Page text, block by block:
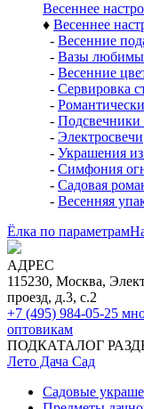
Весеннее
♦ Весеннее
- Весенние
- Вазы
- Весенние
- Сервировка
-
- Подсвечники
- Электросвечи
- Украшения
- Симфония
- Садовая
- Весенняя
Ёлка по параметрам
АДРЕС
115230, Москва,
проезд, д.3, с.2
+7 (495) 984-05-25
оптовикам
ПОДКАТАЛОГ
Лето Дача Сад
Садовые